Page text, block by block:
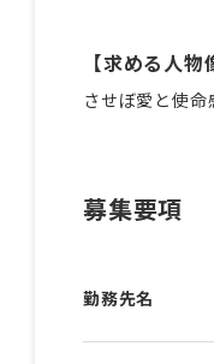
【求める人物
させぼ愛と使
募集要項
勤務先名